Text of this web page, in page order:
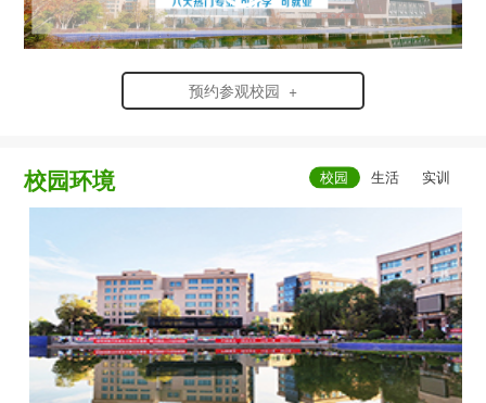
预约参观校园 +
校园环境